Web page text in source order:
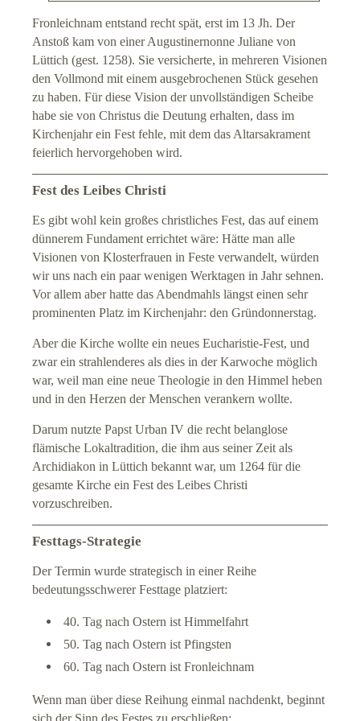
Fronleichnam entstand recht spät, erst im 13 Jh. Der
Anstoß kam von einer Augustinernonne Juliane von
Lüttich (gest. 1258). Sie versicherte, in mehreren Visionen
den Vollmond mit einem ausgebrochenen Stück gesehen
zu haben. Für diese Vision der unvollständigen Scheibe
habe sie von Christus die Deutung erhalten, dass im
Kirchenjahr ein Fest fehle, mit dem das Altarsakrament
feierlich hervorgehoben wird.
Fest des Leibes Christi
Es gibt wohl kein großes christliches Fest, das auf einem
dünnerem Fundament errichtet wäre: Hätte man alle
Visionen von Klosterfrauen in Feste verwandelt, würden
wir uns nach ein paar wenigen Werktagen in Jahr sehnen.
Vor allem aber hatte das Abendmahls längst einen sehr
prominenten Platz im Kirchenjahr: den Gründonnerstag.
Aber die Kirche wollte ein neues Eucharistie-Fest, und
zwar ein strahlenderes als dies in der Karwoche möglich
war, weil man eine neue Theologie in den Himmel heben
und in den Herzen der Menschen verankern wollte.
Darum nutzte Papst Urban IV die recht belanglose
flämische Lokaltradition, die ihm aus seiner Zeit als
Archidiakon in Lüttich bekannt war, um 1264 für die
gesamte Kirche ein Fest des Leibes Christi
vorzuschreiben.
Festtags-Strategie
Der Termin wurde strategisch in einer Reihe
bedeutungsschwerer Festtage platziert:
40. Tag nach Ostern ist Himmelfahrt
50. Tag nach Ostern ist Pfingsten
60. Tag nach Ostern ist Fronleichnam
Wenn man über diese Reihung einmal nachdenkt, beginnt